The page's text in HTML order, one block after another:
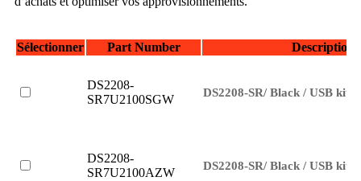
Sélectionner Part Number Description
DS2208-
SR7U2100SGW
DS2208-SR/ Black / USB kit/
DS2208-
SR7U2100AZW
DS2208-SR/ Black / USB kit/